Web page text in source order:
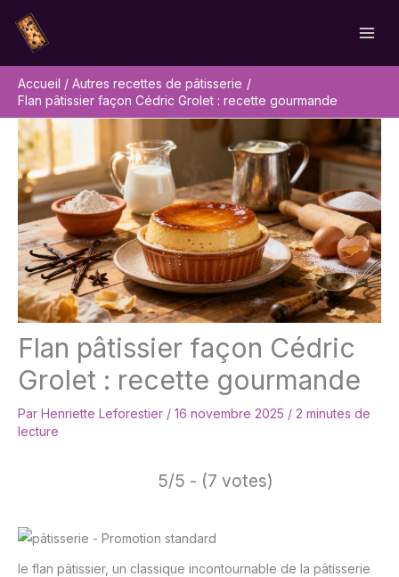
contenu
Accueil
Autres recettes de pâtisserie
Flan pâtissier façon Cédric Grolet : recette gourmande
Flan pâtissier façon Cédric
Grolet : recette gourmande
Par Henriette Leforestier / 16 novembre 2025 / 2 minutes de
lecture
5/5 - (7 votes)
le flan pâtissier, un classique incontournable de la pâtisserie
Rechercher